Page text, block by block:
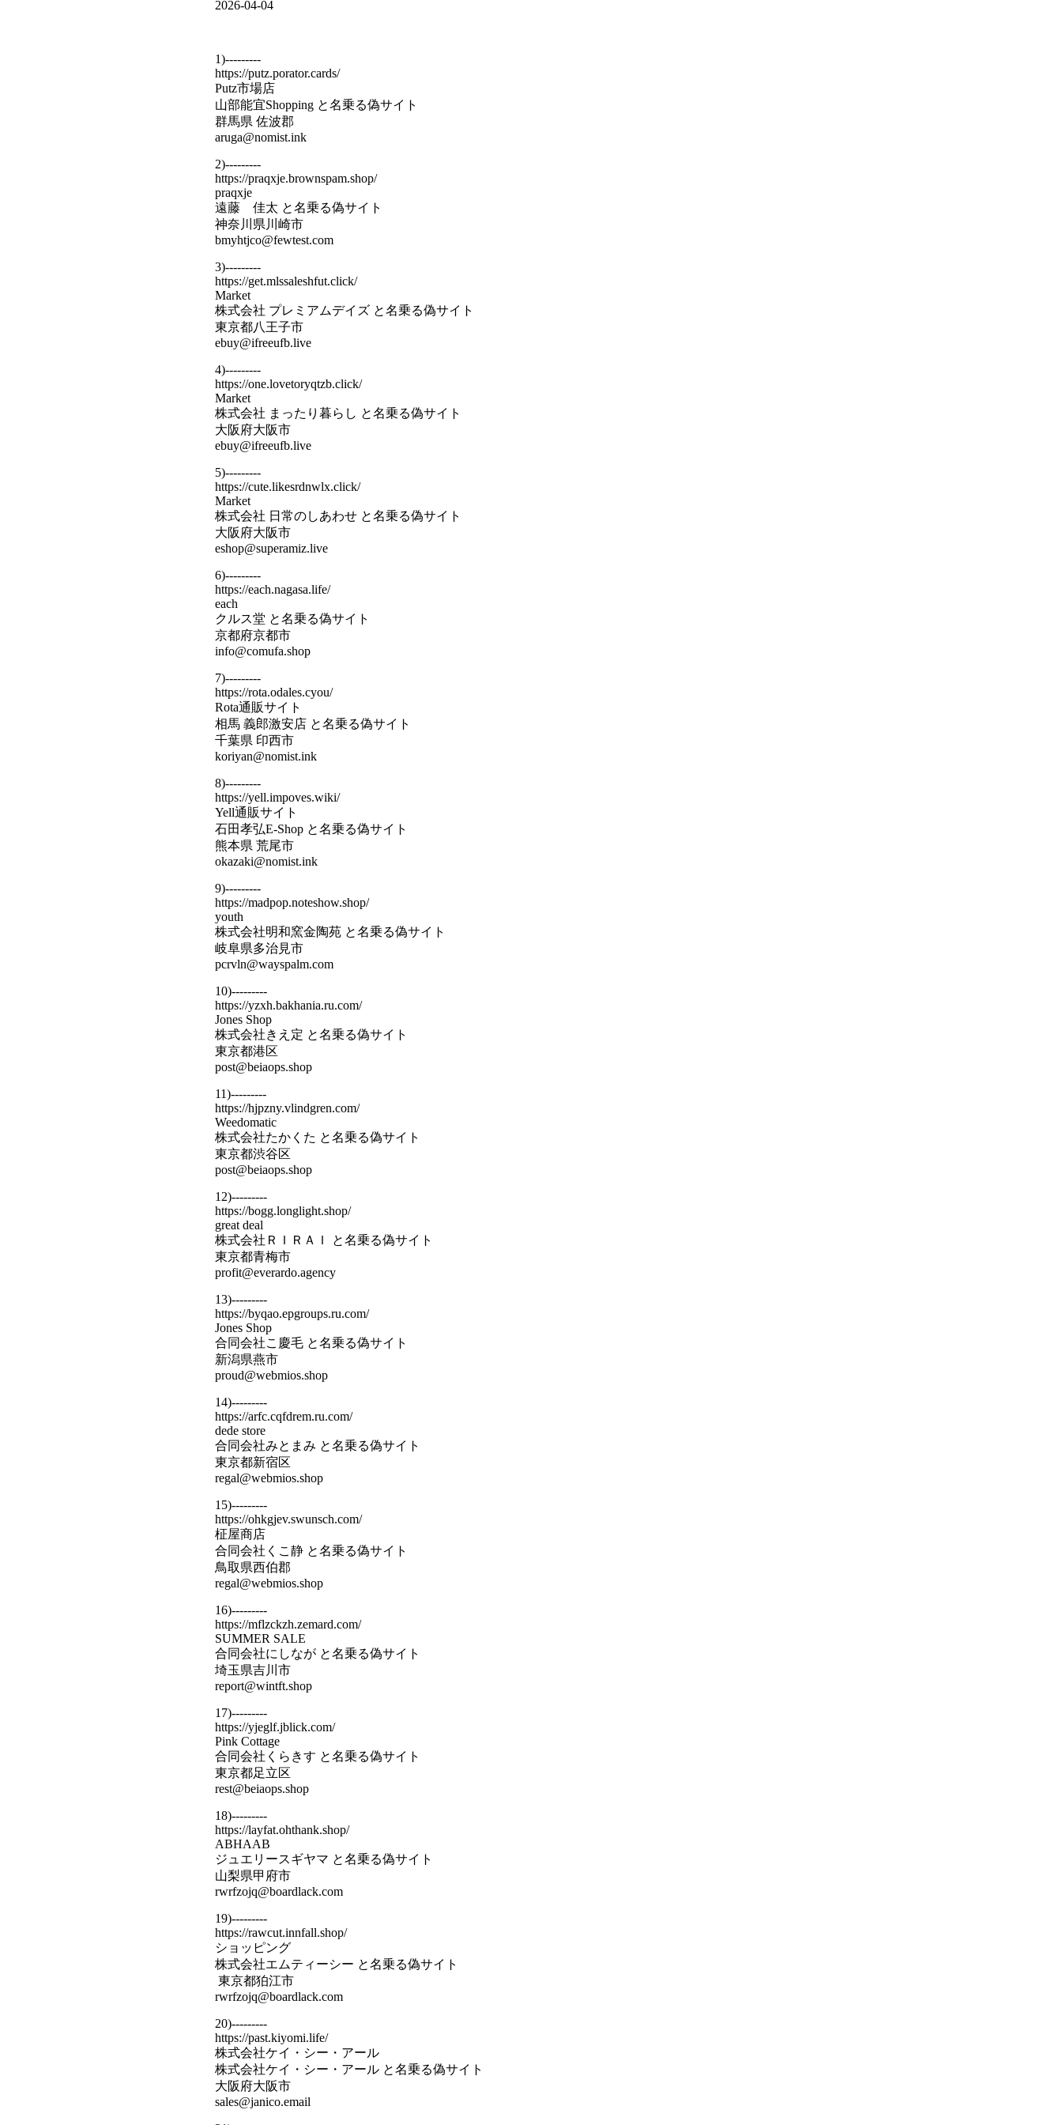
2026-04-04
1)---------
https://putz.porator.cards/
Putz市場店
山部能宜Shopping と名乗る偽サイト
群馬県 佐波郡
aruga@nomist.ink
2)---------
https://praqxje.brownspam.shop/
praqxje
遠藤 佳太 と名乗る偽サイト
神奈川県川崎市
bmyhtjco@fewtest.com
3)---------
https://get.mlssaleshfut.click/
Market
株式会社 プレミアムデイズ と名乗る偽サイト
東京都八王子市
ebuy@ifreeufb.live
4)---------
https://one.lovetoryqtzb.click/
Market
株式会社 まったり暮らし と名乗る偽サイト
大阪府大阪市
ebuy@ifreeufb.live
5)---------
https://cute.likesrdnwlx.click/
Market
株式会社 日常のしあわせ と名乗る偽サイト
大阪府大阪市
eshop@superamiz.live
6)---------
https://each.nagasa.life/
each
クルス堂 と名乗る偽サイト
京都府京都市
info@comufa.shop
7)---------
https://rota.odales.cyou/
Rota通販サイト
相馬 義郎激安店 と名乗る偽サイト
千葉県 印西市
koriyan@nomist.ink
8)---------
https://yell.impoves.wiki/
Yell通販サイト
石田孝弘E-Shop と名乗る偽サイト
熊本県 荒尾市
okazaki@nomist.ink
9)---------
https://madpop.noteshow.shop/
youth
株式会社明和窯金陶苑 と名乗る偽サイト
岐阜県多治見市
pcrvln@wayspalm.com
10)---------
https://yzxh.bakhania.ru.com/
Jones Shop
株式会社きえ定 と名乗る偽サイト
東京都港区
post@beiaops.shop
11)---------
https://hjpzny.vlindgren.com/
Weedomatic
株式会社たかくた と名乗る偽サイト
東京都渋谷区
post@beiaops.shop
12)---------
https://bogg.longlight.shop/
great deal
株式会社ＲＩＲＡＩ と名乗る偽サイト
東京都青梅市
profit@everardo.agency
13)---------
https://byqao.epgroups.ru.com/
Jones Shop
合同会社こ慶毛 と名乗る偽サイト
新潟県燕市
proud@webmios.shop
14)---------
https://arfc.cqfdrem.ru.com/
dede store
合同会社みとまみ と名乗る偽サイト
東京都新宿区
regal@webmios.shop
15)---------
https://ohkgjev.swunsch.com/
柾屋商店
合同会社くこ静 と名乗る偽サイト
鳥取県西伯郡
regal@webmios.shop
16)---------
https://mflzckzh.zemard.com/
SUMMER SALE
合同会社にしなが と名乗る偽サイト
埼玉県吉川市
report@wintft.shop
17)---------
https://yjeglf.jblick.com/
Pink Cottage
合同会社くらきす と名乗る偽サイト
東京都足立区
rest@beiaops.shop
18)---------
https://layfat.ohthank.shop/
ABHAAB
ジュエリースギヤマ と名乗る偽サイト
山梨県甲府市
rwrfzojq@boardlack.com
19)---------
https://rawcut.innfall.shop/
ショッピング
株式会社エムティーシー と名乗る偽サイト
東京都狛江市
rwrfzojq@boardlack.com
20)---------
https://past.kiyomi.life/
株式会社ケイ・シー・アール
株式会社ケイ・シー・アール と名乗る偽サイト
大阪府大阪市
sales@janico.email